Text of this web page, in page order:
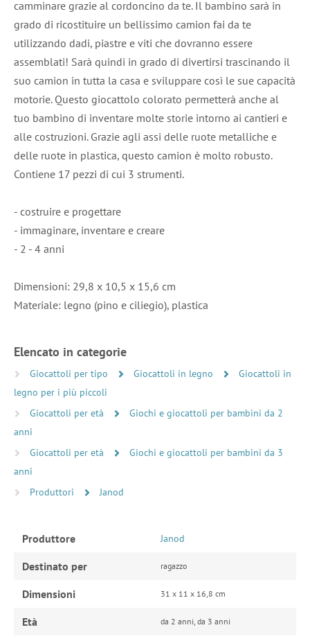
camminare grazie al cordoncino da te. Il bambino sarà in
grado di ricostituire un bellissimo camion fai da te
utilizzando dadi, piastre e viti che dovranno essere
assemblati! Sarà quindi in grado di divertirsi trascinando il
suo camion in tutta la casa e sviluppare così le sue capacità
motorie. Questo giocattolo colorato permetterà anche al
tuo bambino di inventare molte storie intorno ai cantieri e
alle costruzioni. Grazie agli assi delle ruote metalliche e
delle ruote in plastica, questo camion è molto robusto.
Contiene 17 pezzi di cui 3 strumenti.
- costruire e progettare
- immaginare, inventare e creare
- 2 - 4 anni
Dimensioni: 29,8 x 10,5 x 15,6 cm
Materiale: legno (pino e ciliegio), plastica
Elencato in categorie
Giocattoli per tipo Giocattoli in legno
Giocattoli in
legno per i più piccoli
Giocattoli per età
Giochi e giocattoli per bambini da 2
anni
Giocattoli per età
Giochi e giocattoli per bambini da 3
anni
Produttori
Janod
Produttore Janod
Destinato per ragazzo
Dimensioni 31 x 11 x 16,8 cm
Età da 2 anni, da 3 anni